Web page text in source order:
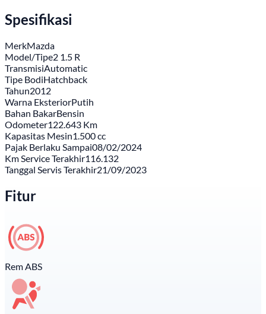
Spesifikasi
MerkMazda
Model/Tipe2 1.5 R
TransmisiAutomatic
Tipe BodiHatchback
Tahun2012
Warna EksteriorPutih
Bahan BakarBensin
Odometer122.643 Km
Kapasitas Mesin1.500 cc
Pajak Berlaku Sampai08/02/2024
Km Service Terakhir116.132
Tanggal Servis Terakhir21/09/2023
Fitur
Rem ABS